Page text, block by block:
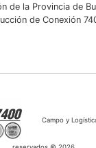
de la Provincia de
de Conexión
Campo y